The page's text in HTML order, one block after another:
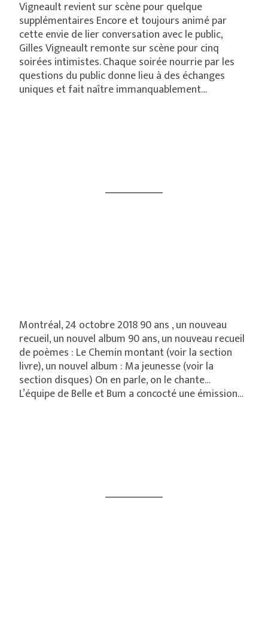
Vigneault revient sur scène pour quelque
supplémentaires Encore et toujours animé par
cette envie de lier conversation avec le public,
Gilles Vigneault remonte sur scène pour cinq
soirées intimistes. Chaque soirée nourrie par les
questions du public donne lieu à des échanges
uniques et fait naître immanquablement…
Montréal, 24 octobre 2018 90 ans , un nouveau
recueil, un nouvel album 90 ans, un nouveau recueil
de poèmes : Le Chemin montant (voir la section
livre), un nouvel album : Ma jeunesse (voir la
section disques) On en parle, on le chante…
L’équipe de Belle et Bum a concocté une émission…